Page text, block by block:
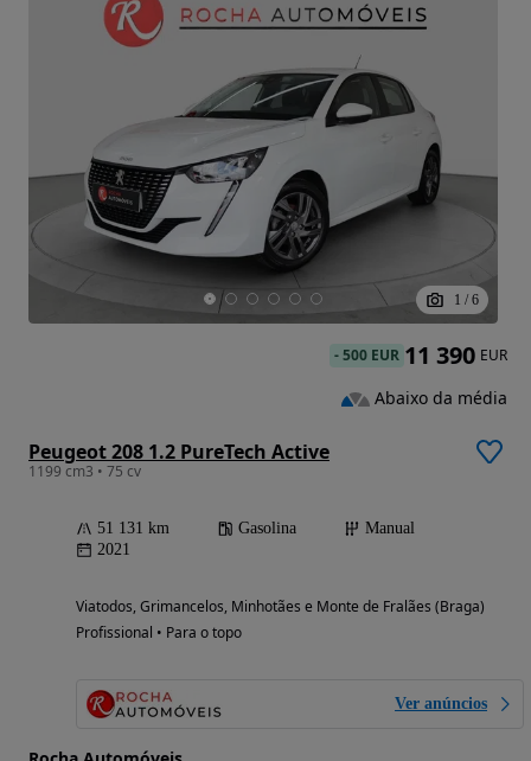
1 / 6
Peugeot 208 1.2 PureTech Active
1199 cm3 • 75 cv
51 131 km Gasolina
Manual
2021
Viatodos, Grimancelos, Minhotães e Monte de Fralães (Braga)
Profissional • Para o topo
Ver anúncios
-500 EUR 11 390 EUR
Abaixo da média